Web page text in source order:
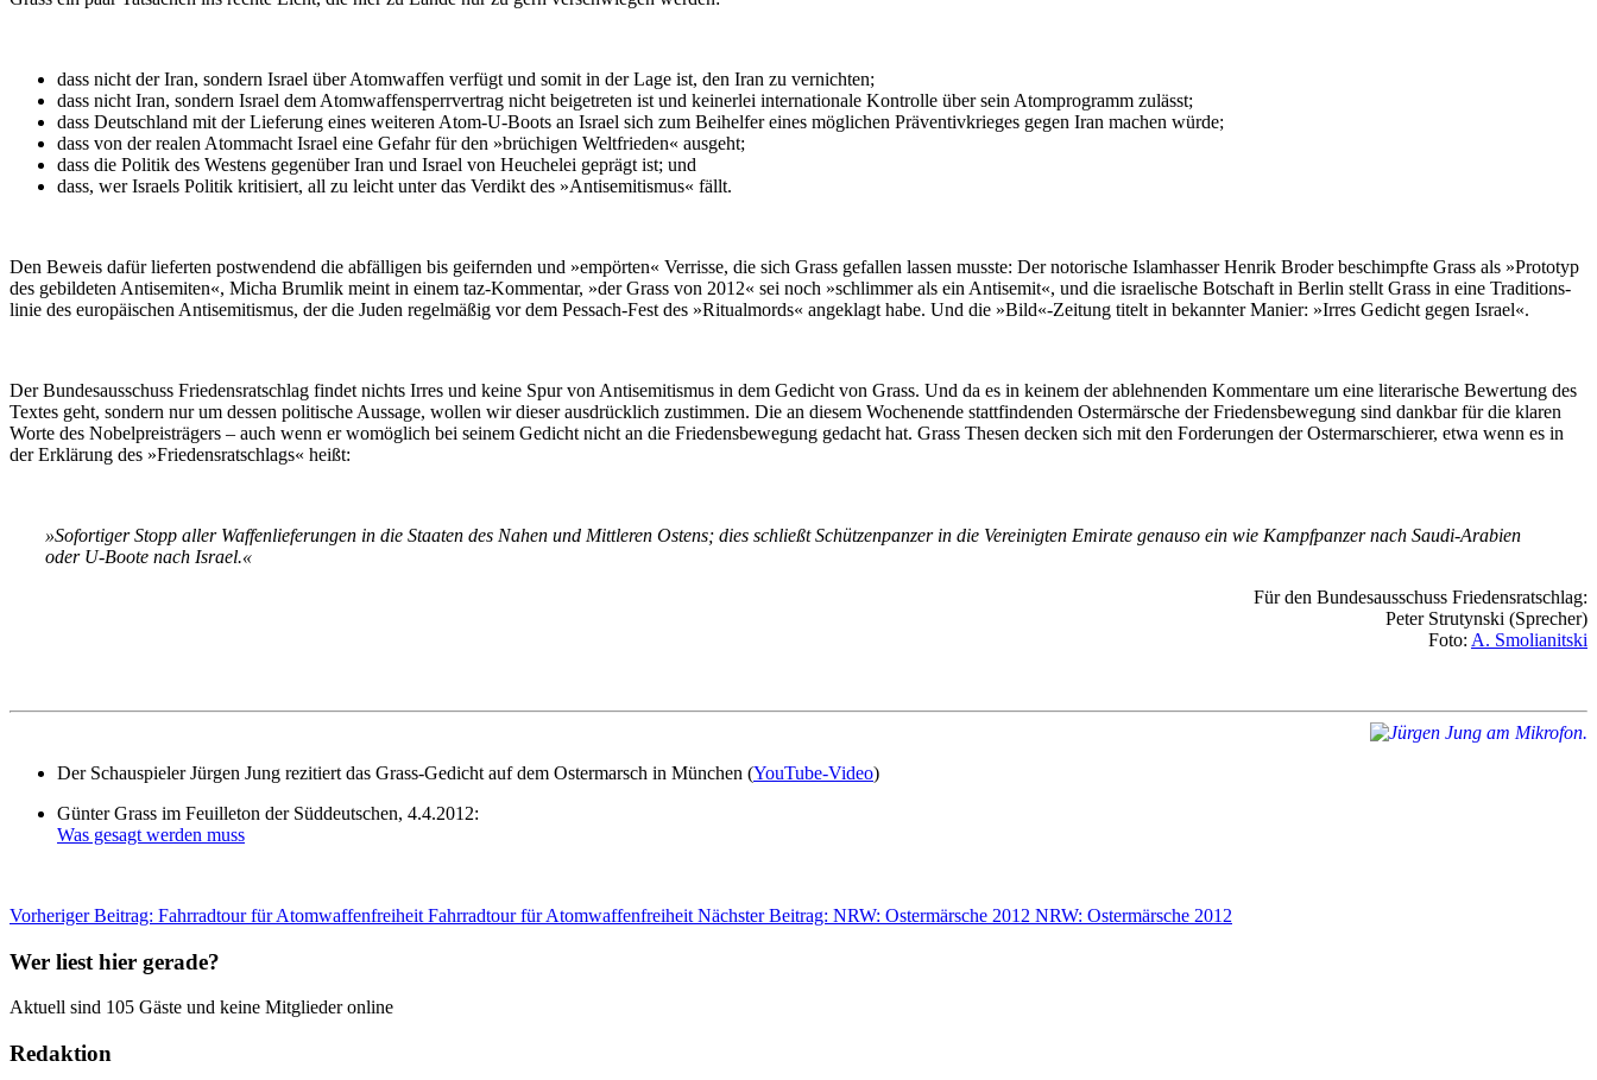
dass nicht der Iran, sondern Israel über Atom­waf­fen verfügt und somit in der Lage ist, den Iran zu ver­nich­ten;
dass nicht Iran, sondern Israel dem Atom­waf­fen­sperr­ver­trag nicht bei­ge­tre­ten ist und keiner­lei inter­na­tio­na­le Kon­trol­le über sein Atom­pro­gramm zulässt;
dass Deutschland mit der Lieferung eines weiteren Atom-U-Boots an Israel sich zum Bei­hel­fer eines mög­li­chen Prä­ven­tiv­krie­ges gegen Iran machen würde;
dass von der realen Atom­macht Israel eine Gefahr für den »brüchigen Welt­frieden« ausgeht;
dass die Politik des Westens gegenüber Iran und Israel von Heuchelei geprägt ist; und
dass, wer Israels Politik kritisiert, all zu leicht unter das Verdikt des »Anti­se­mi­tis­mus« fällt.
Den Beweis dafür lieferten post­wendend die ab­fäl­li­gen bis geifern­den und »empörten« Verrisse, die sich Grass gefallen lassen musste: Der noto­rische Islam­hasser Henrik Broder beschimpfte Grass als »Proto­typ
des gebilde­ten Anti­semiten«, Micha Brumlik meint in einem taz-Kommentar, »der Grass von 2012« sei noch »schlimmer als ein Antisemit«, und die israe­lische Bot­schaft in Berlin stellt Grass in eine Tra­di­tions­
linie des euro­päischen Anti­semi­tis­mus, der die Juden regel­mäßig vor dem Pessach-Fest des »Ritual­mords« angeklagt habe. Und die »Bild«-Zeitung titelt in bekannter Manier: »Irres Gedicht gegen Israel«.
Der Bundesausschuss Friedens­ratschlag findet nichts Irres und keine Spur von Anti­se­mi­tis­mus in dem Gedicht von Grass. Und da es in keinem der ablehnenden Kommen­tare um eine litera­rische Bewer­tung des
Textes geht, sondern nur um dessen poli­tische Aussage, wollen wir dieser aus­drück­lich zu­stim­men. Die an diesem Wochen­ende statt­fin­den­den Oster­märsche der Friedens­bewegung sind dank­bar für die klaren
Worte des Nobel­preis­trä­gers – auch wenn er womöglich bei seinem Gedicht nicht an die Friedens­be­we­gung gedacht hat. Grass Thesen decken sich mit den For­de­run­gen der Oster­mar­schie­rer, etwa wenn es in
der Erklärung des »Friedens­ratschlags« heißt:
»Sofortiger Stopp aller Waffen­liefe­rungen in die Staaten des Nahen und Mitt­le­ren Ostens; dies schließt Schützen­panzer in die Verei­nig­ten Emirate genauso ein wie Kampf­panzer nach Saudi-Arabien
oder U-Boote nach Israel.«
Für den Bundesausschuss Friedensratschlag:
Peter Strutynski (Sprecher)
Foto: A. Smolianitski
Der Schauspieler Jürgen Jung rezitiert das Grass-Gedicht auf dem Ostermarsch in München (YouTube-Video)
Günter Grass im Feuilleton der Süddeutschen, 4.4.2012:
Was gesagt werden muss
Vorheriger Beitrag: Fahrradtour für Atomwaffenfreiheit Fahrradtour für Atomwaffenfreiheit Nächster Beitrag: NRW: Ostermärsche 2012 NRW: Ostermärsche 2012
Wer liest hier gerade?
Aktuell sind 105 Gäste und keine Mitglieder online
Redaktion